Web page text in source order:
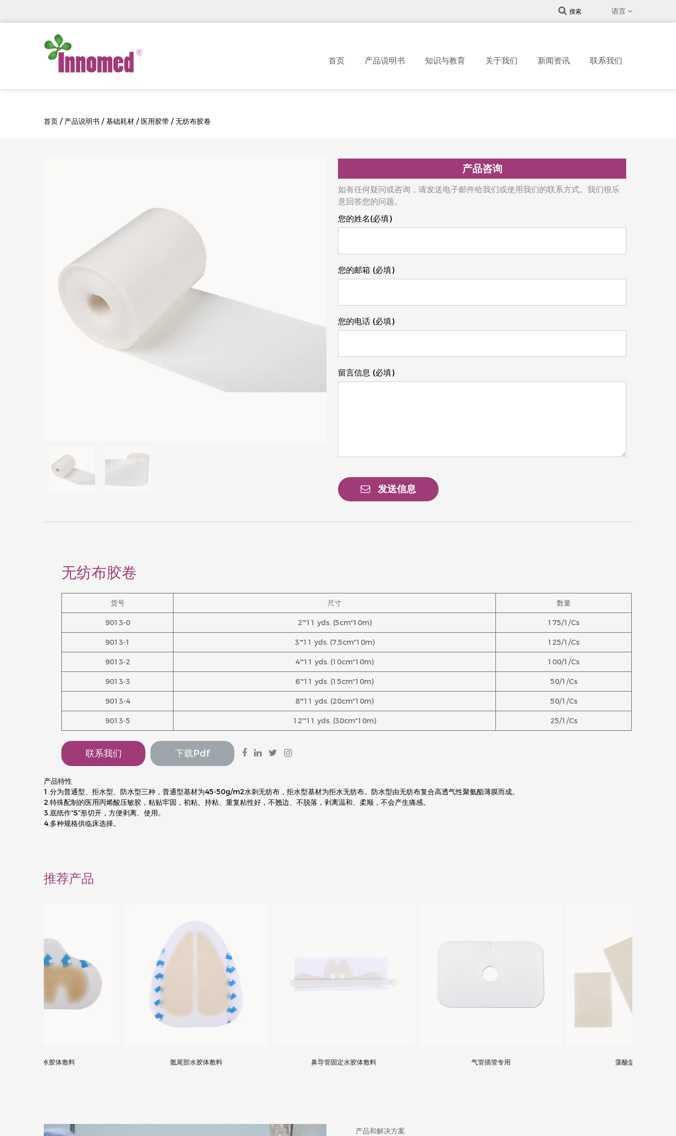
语言
搜索
首页 产品说明书 知识与教育 关于我们 新闻资讯 联系我们
首页 / 产品说明书 /基础耗材 /医用胶带 /无纺布胶卷
产品咨询
如有任何疑问或咨询，请发送电子邮件给我们或使用我们的联系方式。我们很乐
意回答您的问题。
您的姓名(必填)
您的邮箱 (必填)
您的电话 (必填)
留言信息 (必填)
发送信息
无纺布胶卷
货号 尺寸 数量
9013-0 2'*11 yds. (5cm*10m) 175/1/Cs
9013-1 3'*11 yds. (7.5cm*10m) 125/1/Cs
9013-2 4'*11 yds. (10cm*10m) 100/1/Cs
9013-3 6'*11 yds. (15cm*10m) 50/1/Cs
9013-4 8'*11 yds. (20cm*10m) 50/1/Cs
9013-5 12'*11 yds. (30cm*10m) 25/1/Cs
联系我们 下载pdf
产品特性
1.分为普通型、拒水型、防水型三种，普通型基材为45-50g/m2水刺无纺布，拒水型基材为拒水无纺布。防水型由无纺布复合高透气性聚氨酯薄膜而成。
2.特殊配制的医用丙烯酸压敏胶，粘贴牢固，初粘、持粘、重复粘性好，不翘边、不脱落，剥离温和、柔顺，不会产生痛感。
3.底纸作“S”形切开，方便剥离、使用。
4.多种规格供临床选择。
推荐产品
产品和解决方案